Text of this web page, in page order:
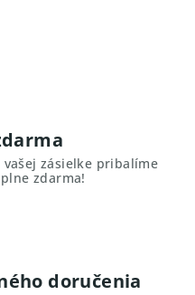
vašej zásielke pribalíme
zdarma!
doručenia